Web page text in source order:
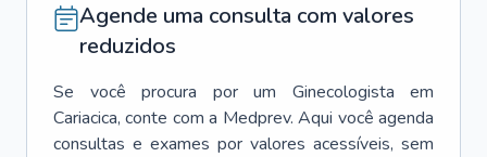
Agende uma consulta com valores
reduzidos
Se você procura por um Ginecologista
em
Cariacica, conte com a Medprev. Aqui você agenda
consultas e exames por valores acessíveis, sem